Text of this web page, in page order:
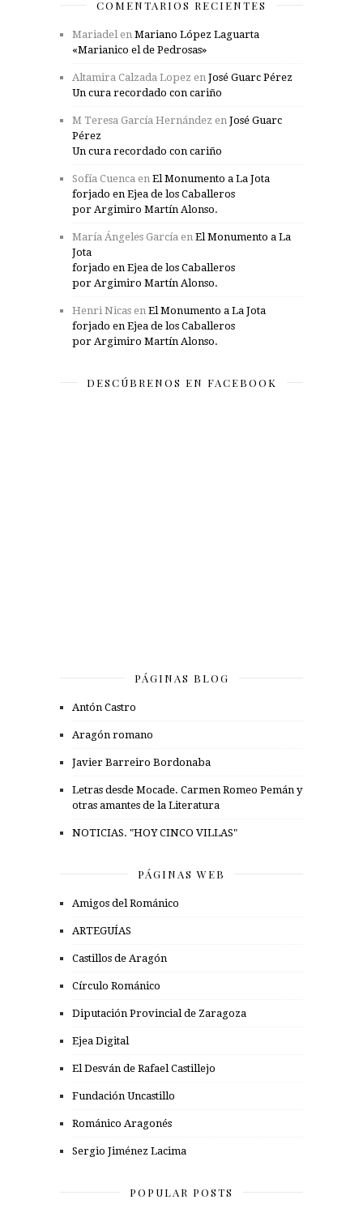
COMENTARIOS RECIENTES
Mariadel en Mariano López Laguarta
«Marianico el de Pedrosas»
Altamira Calzada Lopez en José Guarc Pérez
Un cura recordado con cariño
M Teresa García Hernández en José Guarc
Pérez
Un cura recordado con cariño
Sofía Cuenca en El Monumento a La Jota
forjado en Ejea de los Caballeros
por Argimiro Martín Alonso.
María Ángeles García en El Monumento a La
Jota
forjado en Ejea de los Caballeros
por Argimiro Martín Alonso.
Henri Nicas en El Monumento a La Jota
forjado en Ejea de los Caballeros
por Argimiro Martín Alonso.
DESCÚBRENOS EN FACEBOOK
PÁGINAS BLOG
Antón Castro
Aragón romano
Javier Barreiro Bordonaba
Letras desde Mocade. Carmen Romeo Pemán y
otras amantes de la Literatura
NOTICIAS. "HOY CINCO VILLAS"
PÁGINAS WEB
Amigos del Románico
ARTEGUÍAS
Castillos de Aragón
Círculo Románico
Diputación Provincial de Zaragoza
Ejea Digital
El Desván de Rafael Castillejo
Fundación Uncastillo
Románico Aragonés
Sergio Jiménez Lacima
POPULAR POSTS